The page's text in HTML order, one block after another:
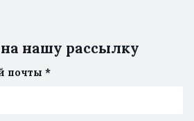
нашу рассылку
почты *